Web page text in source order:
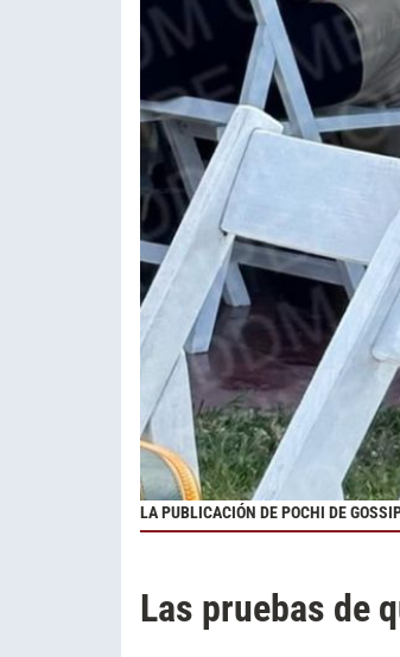
LA PUBLICACIÓN DE POCHI DE
Las pruebas de